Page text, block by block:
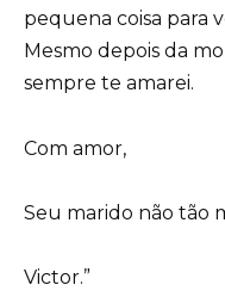
pequena coisa para
Mesmo depois da
sempre te amarei.
Com amor,
Seu marido não tão
Victor.”